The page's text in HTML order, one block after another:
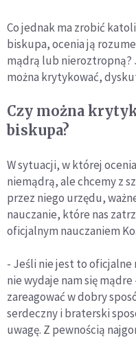
Co jednak ma zrobić
biskupa, ocenia ją
mądrą lub nieroztropną?
można krytykować,
Czy można
biskupa?
W sytuacji, w której
niemądrą, ale chcemy z
przez niego urzędu,
nauczanie, które nas
oficjalnym nauczaniem
- Jeśli nie jest to oficjalne
nie wydaje nam się
zareagować w dobry
serdeczny i braterski
uwagę. Z pewnością